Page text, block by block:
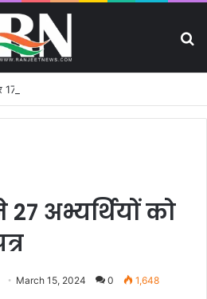
अभ्यर्थियों को
March 15, 2024 0 1,648